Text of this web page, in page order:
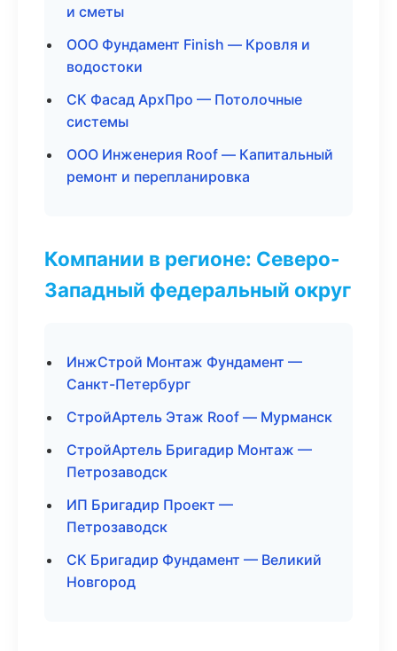
и сметы
ООО Фундамент Finish — Кровля и
водостоки
СК Фасад АрхПро — Потолочные
системы
ООО Инженерия Roof — Капитальный
ремонт и перепланировка
Компании в регионе: Северо-
Западный федеральный округ
ИнжСтрой Монтаж Фундамент —
Санкт-Петербург
СтройАртель Этаж Roof — Мурманск
СтройАртель Бригадир Монтаж —
Петрозаводск
ИП Бригадир Проект —
Петрозаводск
СК Бригадир Фундамент — Великий
Новгород